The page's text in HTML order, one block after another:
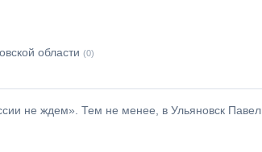
области (0)
не ждем». Тем не менее, в Ульяновск Павел